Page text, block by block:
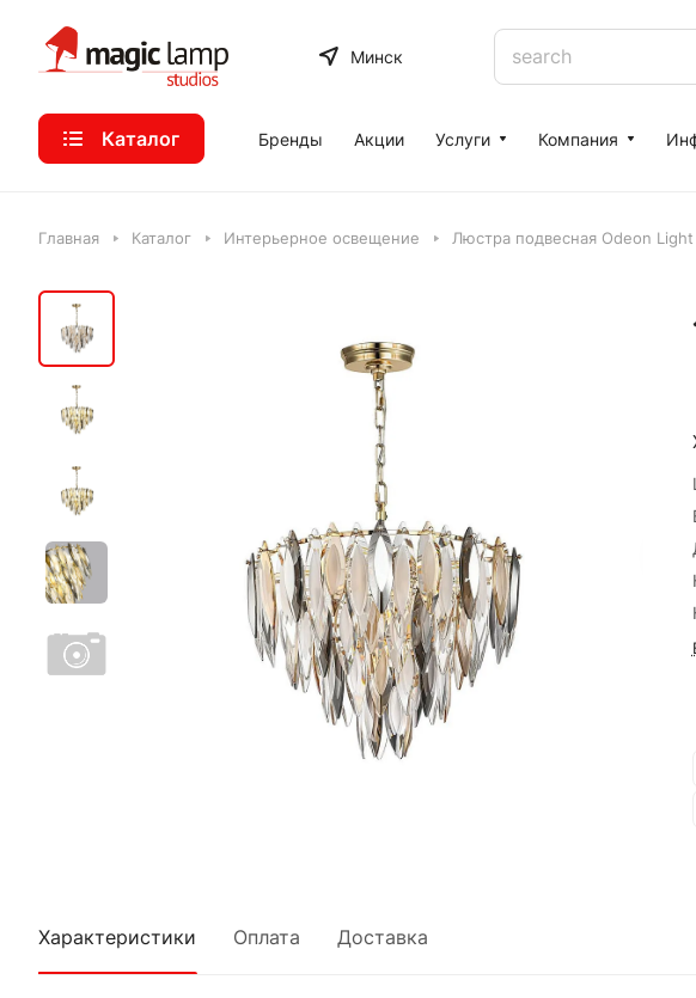
Минск
Каталог Бренды Акции Услуги Компания
Главная Каталог Интерьерное освещение Люстра подвесная Odeon
Характеристики Оплата Доставка